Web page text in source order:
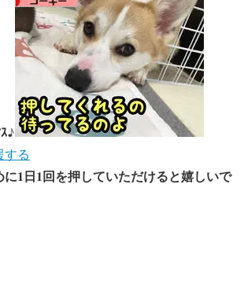
♪
する
1日1回を押していただけると嬉しいで